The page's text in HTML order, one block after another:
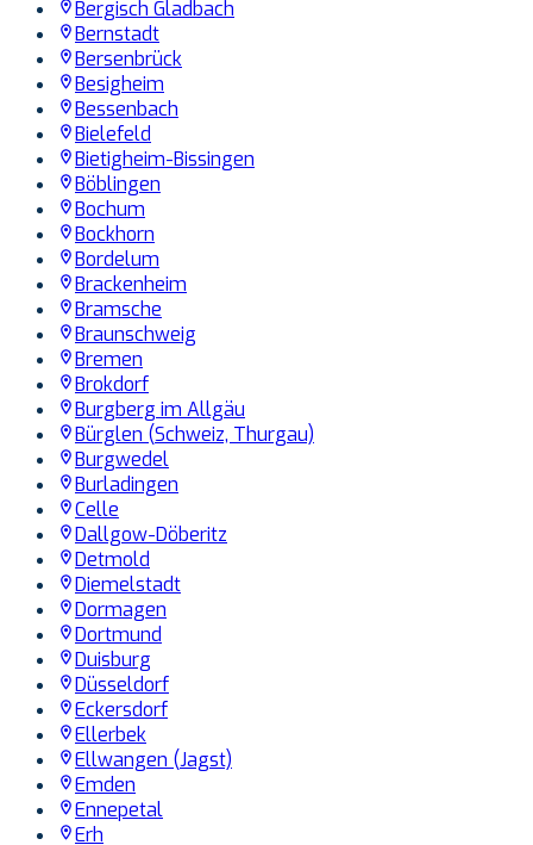
Bergisch Gladbach
Bernstadt
Bersenbrück
Besigheim
Bessenbach
Bielefeld
Bietigheim-Bissingen
Böblingen
Bochum
Bockhorn
Bordelum
Brackenheim
Bramsche
Braunschweig
Bremen
Brokdorf
Burgberg im Allgäu
Bürglen (Schweiz, Thurgau)
Burgwedel
Burladingen
Celle
Dallgow-Döberitz
Detmold
Diemelstadt
Dormagen
Dortmund
Duisburg
Düsseldorf
Eckersdorf
Ellerbek
Ellwangen (Jagst)
Emden
Ennepetal
Erh